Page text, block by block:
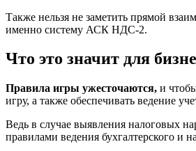
Также нельзя не заметить прямой
именно систему АСК НДС-2.
Что это значит для
Правила игры ужесточаются, и
игру, а также обеспечивать ведение
Ведь в случае выявления налоговых
правилами ведения бухгалтерского и